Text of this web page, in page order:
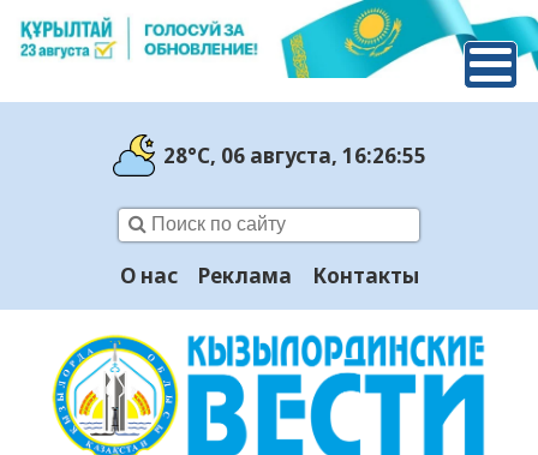
28°C, 06 августа, 16:26:56
О нас Реклама Контакты